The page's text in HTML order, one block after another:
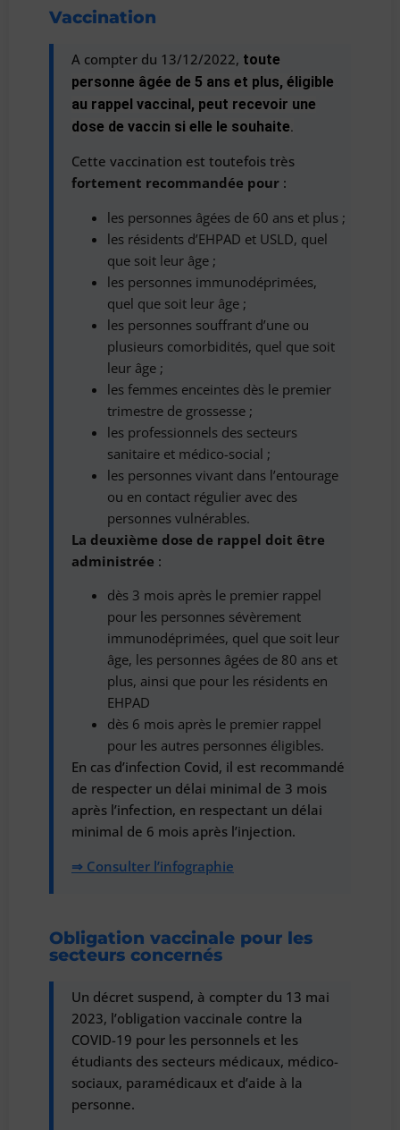
Vaccination
A compter du 13/12/2022, toute
personne âgée de 5 ans et plus, éligible
au rappel vaccinal, peut recevoir une
dose de vaccin si elle le souhaite.
Cette vaccination est toutefois très
fortement recommandée pour :
les personnes âgées de 60 ans et plus ;
les résidents d’EHPAD et USLD, quel
que soit leur âge ;
les personnes immunodéprimées,
quel que soit leur âge ;
les personnes souffrant d’une ou
plusieurs comorbidités, quel que soit
leur âge ;
les femmes enceintes dès le premier
trimestre de grossesse ;
les professionnels des secteurs
sanitaire et médico-social ;
les personnes vivant dans l’entourage
ou en contact régulier avec des
personnes vulnérables.
La deuxième dose de rappel doit être
administrée :
dès 3 mois après le premier rappel
pour les personnes sévèrement
immunodéprimées, quel que soit leur
âge, les personnes âgées de 80 ans et
plus, ainsi que pour les résidents en
EHPAD
dès 6 mois après le premier rappel
pour les autres personnes éligibles.
En cas d’infection Covid, il est recommandé
de respecter un délai minimal de 3 mois
après l’infection, en respectant un délai
minimal de 6 mois après l’injection.
⇒ Consulter l’infographie
Obligation vaccinale pour les
secteurs concernés
Un décret suspend, à compter du 13 mai
2023, l’obligation vaccinale contre la
COVID-19 pour les personnels et les
étudiants des secteurs médicaux, médico-
sociaux, paramédicaux et d’aide à la
personne.